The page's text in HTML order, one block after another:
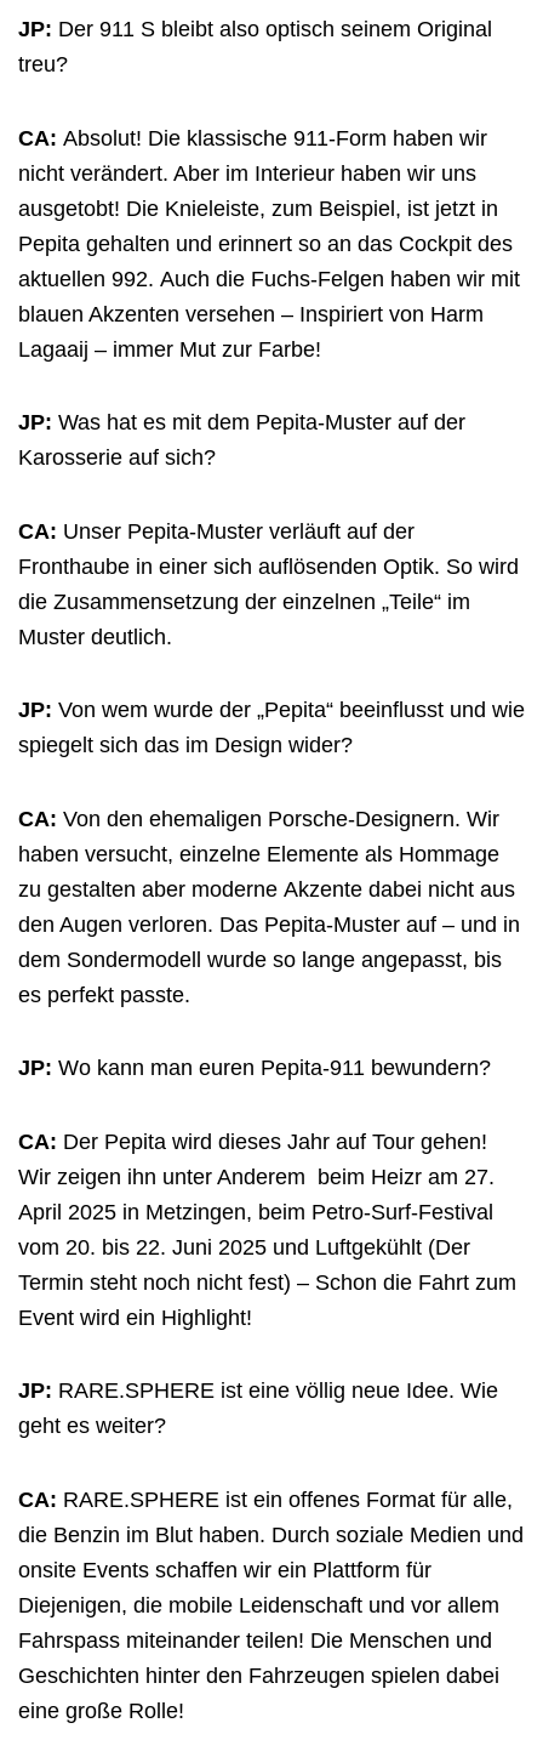
JP: Der 911 S bleibt also optisch seinem Original
treu?
CA: Absolut! Die klassische 911-Form haben wir
nicht verändert. Aber im Interieur haben wir uns
ausgetobt! Die Knieleiste, zum Beispiel, ist jetzt in
Pepita gehalten und erinnert so an das Cockpit des
aktuellen 992. Auch die Fuchs-Felgen haben wir mit
blauen Akzenten versehen – Inspiriert von Harm
Lagaaij – immer Mut zur Farbe!
JP: Was hat es mit dem Pepita-Muster auf der
Karosserie auf sich?
CA: Unser Pepita-Muster verläuft auf der
Fronthaube in einer sich auflösenden Optik. So wird
die Zusammensetzung der einzelnen „Teile“ im
Muster deutlich.
JP: Von wem wurde der „Pepita“ beeinflusst und wie
spiegelt sich das im Design wider?
CA: Von den ehemaligen Porsche-Designern. Wir
haben versucht, einzelne Elemente als Hommage
zu gestalten aber moderne Akzente dabei nicht aus
den Augen verloren. Das Pepita-Muster auf – und in
dem Sondermodell wurde so lange angepasst, bis
es perfekt passte.
JP: Wo kann man euren Pepita-911 bewundern?
CA: Der Pepita wird dieses Jahr auf Tour gehen!
Wir zeigen ihn unter Anderem beim Heizr am 27.
April 2025 in Metzingen, beim Petro-Surf-Festival
vom 20. bis 22. Juni 2025 und Luftgekühlt (Der
Termin steht noch nicht fest) – Schon die Fahrt zum
Event wird ein Highlight!
JP: RARE.SPHERE ist eine völlig neue Idee. Wie
geht es weiter?
CA: RARE.SPHERE ist ein offenes Format für alle,
die Benzin im Blut haben. Durch soziale Medien und
onsite Events schaffen wir ein Plattform für
Diejenigen, die mobile Leidenschaft und vor allem
Fahrspass miteinander teilen! Die Menschen und
Geschichten hinter den Fahrzeugen spielen dabei
eine große Rolle!